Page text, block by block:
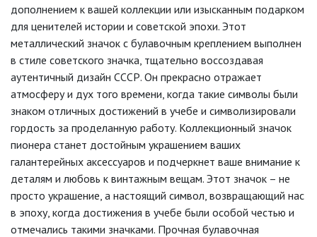
дополнением к вашей коллекции или изысканным подарком
для ценителей истории и советской эпохи. Этот
металлический значок с булавочным креплением выполнен
в стиле советского значка, тщательно воссоздавая
аутентичный дизайн СССР. Он прекрасно отражает
атмосферу и дух того времени, когда такие символы были
знаком отличных достижений в учебе и символизировали
гордость за проделанную работу. Коллекционный значок
пионера станет достойным украшением ваших
галантерейных аксессуаров и подчеркнет ваше внимание к
деталям и любовь к винтажным вещам. Этот значок – не
просто украшение, а настоящий символ, возвращающий нас
в эпоху, когда достижения в учебе были особой честью и
отмечались такими значками. Прочная булавочная